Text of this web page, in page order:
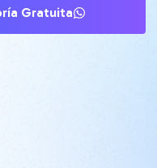
Gratuita